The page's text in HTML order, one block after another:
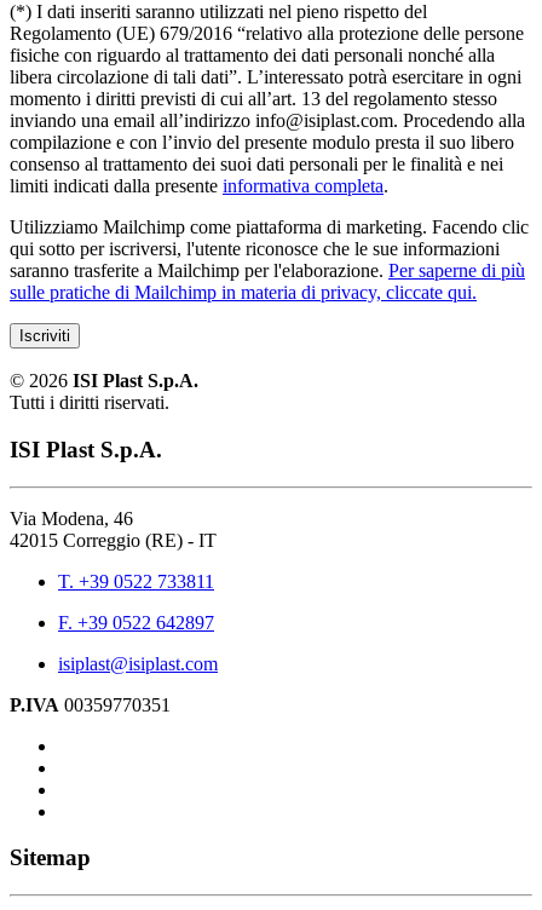
(*) I dati inseriti saranno utilizzati nel pieno rispetto del
Regolamento (UE) 679/2016 “relativo alla protezione delle persone
fisiche con riguardo al trattamento dei dati personali nonché alla
libera circolazione di tali dati”. L’interessato potrà esercitare in ogni
momento i diritti previsti di cui all’art. 13 del regolamento stesso
inviando una email all’indirizzo info@isiplast.com. Procedendo alla
compilazione e con l’invio del presente modulo presta il suo libero
consenso al trattamento dei suoi dati personali per le finalità e nei
limiti indicati dalla presente informativa completa.
Utilizziamo Mailchimp come piattaforma di marketing. Facendo clic
qui sotto per iscriversi, l'utente riconosce che le sue informazioni
saranno trasferite a Mailchimp per l'elaborazione. Per saperne di più
sulle pratiche di Mailchimp in materia di privacy, cliccate qui.
© 2026 ISI Plast S.p.A.
Tutti i diritti riservati.
ISI Plast S.p.A.
Via Modena, 46
42015 Correggio (RE) - IT
T. +39 0522 733811
F. +39 0522 642897
isiplast@isiplast.com
P.IVA 00359770351
Sitemap